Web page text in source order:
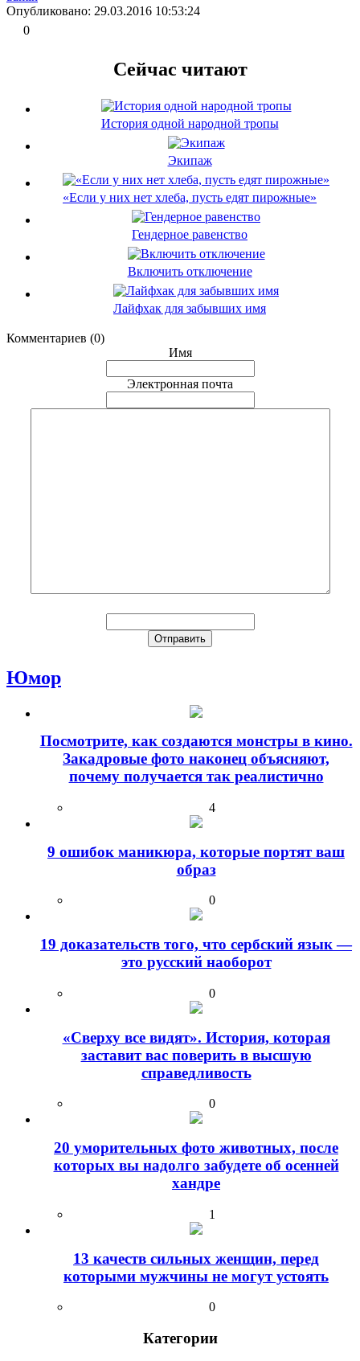
Опубликовано: 29.03.2016 10:53:24
0
Сейчас читают
История одной народной тропы
Экипаж
«Если у них нет хлеба, пусть едят пирожные»
Гендерное равенство
Включить отключение
Лайфхак для забывших имя
Комментариев (0)
Имя
Электронная почта
Юмор
Посмотрите, как создаются монстры в кино.
Закадровые фото наконец объясняют,
почему получается так реалистично
4
9 ошибок маникюра, которые портят ваш
образ
0
19 доказательств того, что сербский язык —
это русский наоборот
0
«Сверху все видят». История, которая
заставит вас поверить в высшую
справедливость
0
20 уморительных фото животных, после
которых вы надолго забудете об осенней
хандре
1
13 качеств сильных женщин, перед
которыми мужчины не могут устоять
0
Категории